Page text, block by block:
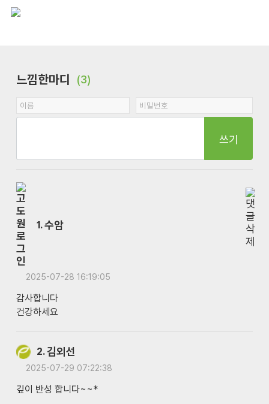
느낌한마디 (3)
쓰기
1.수암
2025-07-28 16:19:05
감사합니다
건강하세요
2.김외선
2025-07-29 07:22:38
깊이 반성 합니다~~*